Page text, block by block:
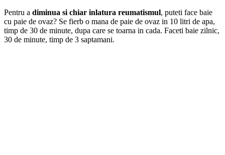
Pentru a diminua si chiar inlatura reumatismul, puteti face baie
cu paie de ovaz? Se fierb o mana de paie de ovaz in 10 litri de apa,
timp de 30 de minute, dupa care se toarna in cada. Faceti baie zilnic,
30 de minute, timp de 3 saptamani.